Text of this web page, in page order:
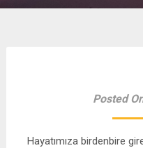
araya
Posted
Hayatımıza birdenbire